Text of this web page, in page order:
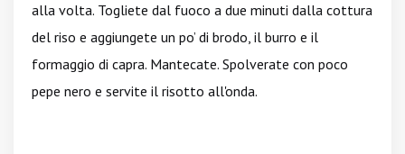
alla volta. Togliete dal fuoco a due minuti dalla cottura
del riso e aggiungete un po’ di brodo, il burro e il
formaggio di capra. Mantecate. Spolverate con poco
pepe nero e servite il risotto all'onda.